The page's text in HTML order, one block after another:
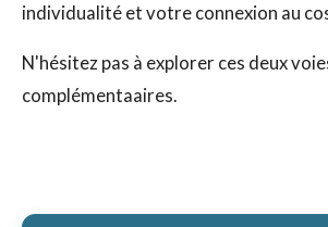
individualité et votre connexion au
N'hésitez pas à explorer ces deux
complémentaaires.